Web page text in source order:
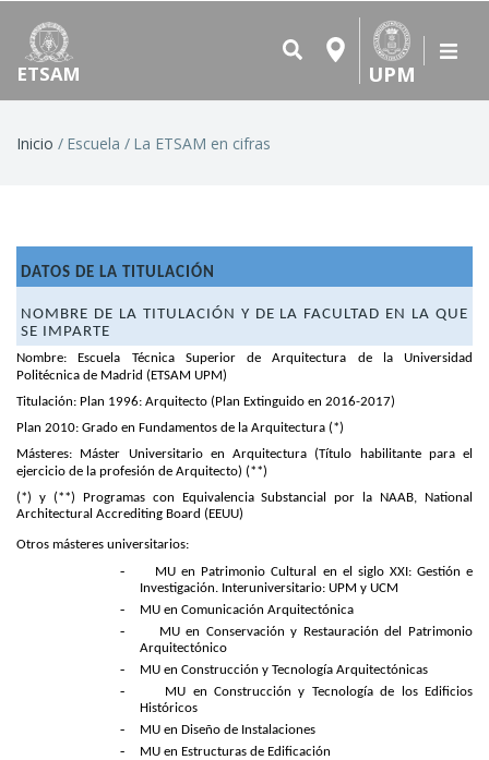
ETSAM UPM
RUTA
Inicio Escuela La ETSAM en cifras
DATOS DE LA TITULACIÓN
NOMBRE DE LA TITULACIÓN Y DE LA FACULTAD EN LA QUE
SE IMPARTE
Nombre: Escuela Técnica Superior de Arquitectura de la Universidad
Politécnica de Madrid (ETSAM UPM)
Titulación: Plan 1996: Arquitecto (Plan Extinguido en 2016-2017)
Plan 2010: Grado en Fundamentos de la Arquitectura (*)
Másteres: Máster Universitario en Arquitectura (Título habilitante para el
ejercicio de la profesión de Arquitecto) (**)
(*) y (**) Programas con Equivalencia Substancial por la NAAB, National
Architectural Accrediting Board (EEUU)
Otros másteres universitarios:
-
MU en Patrimonio Cultural en el siglo XXI: Gestión e
Investigación. Interuniversitario: UPM y UCM
- MU en Comunicación Arquitectónica
-
MU en Conservación y Restauración del Patrimonio
Arquitectónico
- MU en Construcción y Tecnología Arquitectónicas
-
MU en Construcción y Tecnología de los Edificios
Históricos
- MU en Diseño de Instalaciones
- MU en Estructuras de Edificación